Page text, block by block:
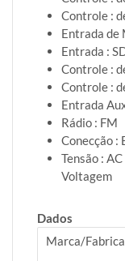
Controle :
Entrada de
Entrada :
Controle :
Controle :
Entrada
Rádio : FM
Conecção :
Tensão :
Voltagem
Dados
Marca/